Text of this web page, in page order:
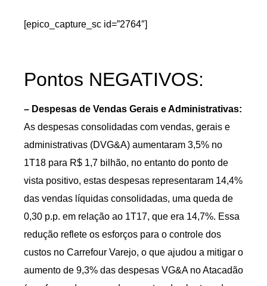
[epico_capture_sc id=”2764″]
Pontos NEGATIVOS:
– Despesas de Vendas Gerais e Administrativas:
As despesas consolidadas com vendas, gerais e
administrativas (DVG&A) aumentaram 3,5% no
1T18 para R$ 1,7 bilhão, no entanto do ponto de
vista positivo, estas despesas representaram 14,4%
das vendas líquidas consolidadas, uma queda de
0,30 p.p. em relação ao 1T17, que era 14,7%. Essa
redução reflete os esforços para o controle dos
custos no Carrefour Varejo, o que ajudou a mitigar o
aumento de 9,3% das despesas VG&A no Atacadão